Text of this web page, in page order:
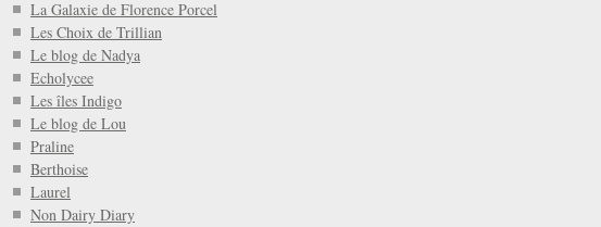
La Galaxie de Florence Porcel
Les Choix de Trillian
Le blog de Nadya
Echolycee
Les îles Indigo
Le blog de Lou
Praline
Berthoise
Laurel
Non Dairy Diary